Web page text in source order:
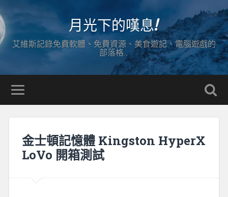
月光下的嘆息!
艾維斯記錄免費軟體、免費資源、美食遊記、電腦遊戲的
部落格…
金士頓記憶體 Kingston HyperX
LoVo 開箱測試